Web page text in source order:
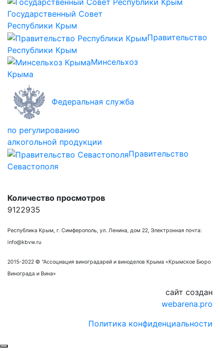
Государственный Совет
Республики Крым
Правительство
Республики Крым
Минсельхоз
Крыма
Федеральная служба
по регулированию
алкогольной продукции
Правительство
Севастополя
Количество просмотров
9122935
Республика Крым, г. Симферополь, ул. Ленина, дом 22, Электронная почта:
info@kbvw.ru
2015-2022 © "Ассоциация виноградарей и виноделов Крыма «Крымское Бюро
Винограда и Вина»
сайт создан
webarena.pro
Политика конфиденциальности